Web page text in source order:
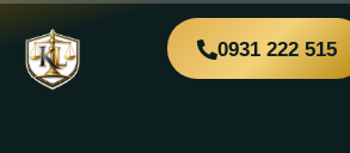
0931 222 515